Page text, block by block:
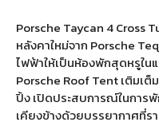
Porsche Taycan 4 Cross
หลังคาใหม่จาก Porsche
ไฟฟ้าให้เป็นห้องพักสุดหรูใ
Porsche Roof Tent เติมเ
ปิ้ง เปิดประสบการณ์ในการ
เคียงข้างด้วยบรรยากาศที่